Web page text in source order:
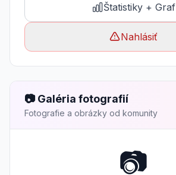
Štatistiky + Graf
Nahlásiť
📷 Galéria fotografií
Fotografie a obrázky od komunity
📷